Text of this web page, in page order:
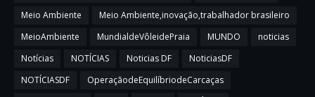
Meio Ambiente
Meio Ambiente,inovação,trabalhador brasileiro
MeioAmbiente
MundialdeVôleidePraia MUNDO
noticias
Notícias
NOTÍCIAS Noticias DF
NoticiasDF
NOTÍCIASDF
OperaçãodeEquilíbriodeCarcaças